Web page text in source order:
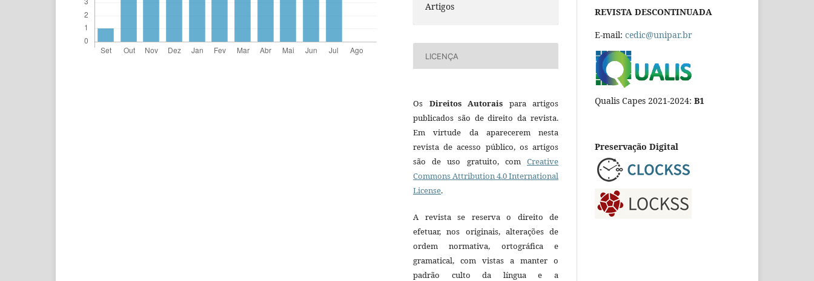
Artigos
LICENÇA
Os Direitos Autorais para artigos
publicados são de direito da revista.
Em virtude da aparecerem nesta
revista de acesso público, os artigos
são de uso gratuito, com Creative
Commons Attribution 4.0 International
License.
A revista se reserva o direito de
efetuar, nos originais, alterações de
ordem normativa, ortográfica e
gramatical, com vistas a manter o
padrão culto da língua e a
REVISTA DESCONTINUADA
E-mail: cedic@unipar.br
Qualis Capes 2021-2024: B1
Preservação Digital